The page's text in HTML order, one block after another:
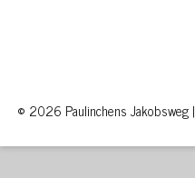
© 2026 Paulinchens Jakobsweg |